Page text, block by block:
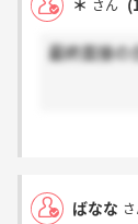
＊ さん
最終面接の
ばなな